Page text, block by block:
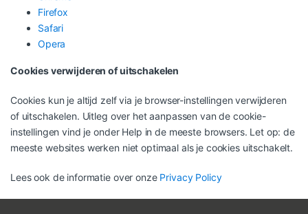
Firefox
Safari
Opera
Cookies verwijderen of uitschakelen
Cookies kun je altijd zelf via je browser-instellingen verwijderen
of uitschakelen. Uitleg over het aanpassen van de cookie-
instellingen vind je onder Help in de meeste browsers. Let op: de
meeste websites werken niet optimaal als je cookies uitschakelt.
Lees ook de informatie over onze Privacy Policy